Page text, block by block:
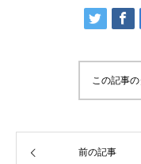
この記事
前の記事